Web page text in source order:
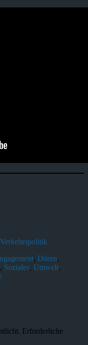
Verkehrspolitik
, Düren,
, Soziales, Umwelt,
Erforderliche